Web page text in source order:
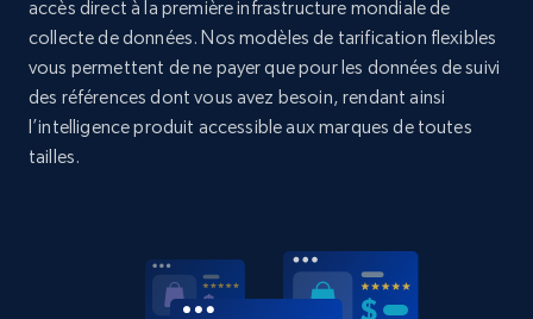
Title, Seller name, Brand, Description, Initial
price, Currency, Availability, Reviews count, and
more.
Amazon products global dataset - Collects
products by best sellers category URL
accès direct à la première infrastructure mondiale de
collecte de données. Nos modèles de tarification flexibles
vous permettent de ne payer que pour les données de suivi
des références dont vous avez besoin, rendant ainsi
l’intelligence produit accessible aux marques de toutes
tailles.